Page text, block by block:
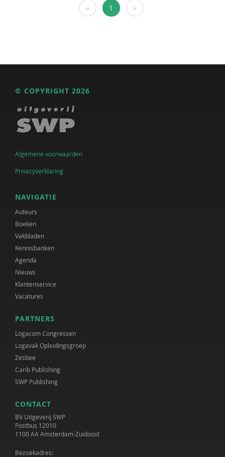
« 1 »
© COPYRIGHT 2026
Algemene voorwaarden
Privacyverklaring
NAVIGATIE
Auteurs
Boeken
Vakbladen
Kennisbanken
Agenda
Nieuws
Klantenservice
Vacatures
PARTNERS
Logacom Congressen
Logavak Opleidingsgroep
Zesbee
Carib Publishing
SWP Publishing
CONTACT
BV Uitgeverij SWP
Postbus 12010
1100 AA Amsterdam-Zuidoost
Bezoekadres: